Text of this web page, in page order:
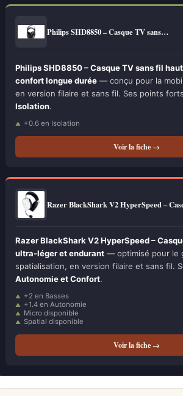
Philips SHD8850 – Casque TV sans…
Philips SHD8850 – Casque TV sans fil
confort longue durée — conçu pour la
en version filaire et sans fil. Ses points
Isolation.
+0.6 en Isolation
Voir la fiche →
Razer BlackShark V2 HyperSpeed –
Razer BlackShark V2 HyperSpeed –
ultra-léger et endurant — optimisé pour le
spatialisation, en version filaire et sans fil.
Autonomie et Confort.
+2 en Basses
+1.4 en Autonomie
Micro disponible
Spatial disponible
Voir la fiche →